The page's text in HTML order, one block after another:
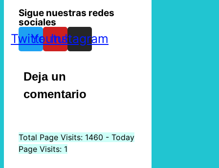
Sigue nuestras redes
sociales
TwitterYoutube
Instagram
Deja un
comentario
Total Page Visits: 1460 - Today
Page Visits: 1